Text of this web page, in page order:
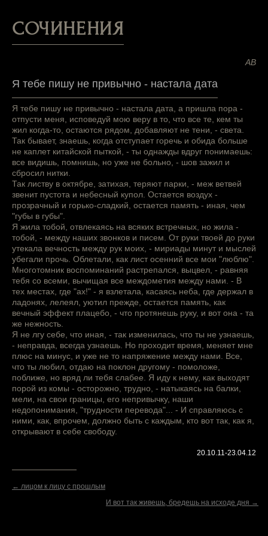
СОЧИНЕНИЯ
АВ
Я тебе пишу не привычно - настала дата
Я тебе пишу не привычно - настала дата, а пришла пора -
отпусти меня, исповедуй мою веру в то, что все те, кем ты
жил когда-то, остаются рядом, добавляют не тени, - света.
Так бывает, знаешь, когда отступает горечь и обида больше
не каплет китайской пыткой, - ты однажды вдруг понимаешь:
все видишь, помнишь, но уже не больно, - шов зажил и
сбросил нитки.
Так листву в октябре, затихая, теряют парки, - меж ветвей
звенит пустота и небесный купол. Остается воздух -
прозрачный и горько-сладкий, остается память - иная, чем
"губы в губы".
Я жила тобой, отвлекаясь на всяких встречных, но жила -
тобой, - между наших звонков и писем. От руки твоей до руки
утекала вечность между рук моих, - мириады минут и мыслей
убегали прочь. Облетали, как лист осенний все мои "люблю".
Многотомник воспоминаний растрепался, выцвел, - равняя
тебя со всеми, вычищая все междометия между нами. - В
тех местах, где "ах!" - я взлетала, касаясь неба, где держал в
ладонях, лелеял, уютил прежде, остается память, как
вечный эффект плацебо, - что протянешь руку, и вот она - та
же нежность.
Я не лгу себе, что иная, - так изменилась, что ты не узнаешь,
- неправда, всегда узнаешь. Но проходит время, меняет мне
плюс на минус, и уже не то напряжение между нами. Все,
что ты любил, отдаю на поклон другому - помоложе,
поближе, но вряд ли тебя слабее. Я иду к нему, как выходят
порой из комы - осторожно, трудно, - натыкаясь на балки,
мели, на свои границы, его непривычку, наши
недопонимания, "трудности перевода"... - И справляюсь с
ними, как, впрочем, должно быть с каждым, кто вот так, как я,
открывают в себе свободу.
20.10.11-23.04.12
← лицом к лицу с прошлым
И вот так живешь, бредешь на исходе дня →